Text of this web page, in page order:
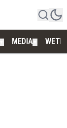
MEDIA